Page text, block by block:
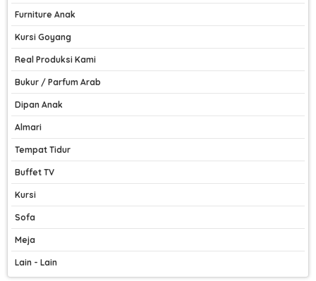
Furniture Anak
Kursi Goyang
Real Produksi Kami
Bukur / Parfum Arab
Dipan Anak
Almari
Tempat Tidur
Buffet TV
Kursi
Sofa
Meja
Lain - Lain